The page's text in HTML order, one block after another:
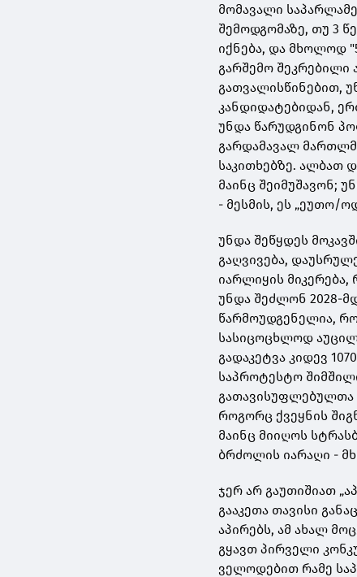
მომავალი
შემოდგომაზე, თუ 3
იქნება, და მხოლოდ
გარშემო შეკრებილი
გათვალისწინებით,
კანდიდატებიდან,
უნდა წარუდგინონ
გარდამავალ
საკითხებზე. ალბათ
მაინც შეიმუშავონ;
- მესმის, ეს „ეუთო/
უნდა შეწყდეს
გაღვივება,
იარლიყის მიკერება,
უნდა შეძლონ 2028-
წარმოუდგენელია,
სასიცოცხლოდ
გადაკეტვა კიდევ
საპროტესტო
გათავისუფლებულთა
როგორც ქვეყნის
მაინც მიიღოს
ბრძოლის იარაღი -
ჯერ არ გაუთიშიათ
გააკეთა თავისი
აპირებს, ამ ახალ
გყავთ პირველი
ველოდებით რამე